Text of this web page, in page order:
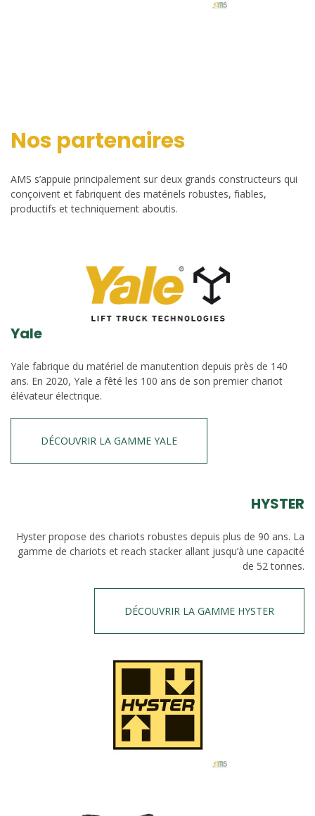
Nos partenaires
AMS s’appuie principalement sur deux grands constructeurs qui
conçoivent et fabriquent des matériels robustes, fiables,
productifs et techniquement aboutis.
Yale
Yale fabrique du matériel de manutention depuis près de 140
ans. En 2020, Yale a fêté les 100 ans de son premier chariot
élévateur électrique.
DÉCOUVRIR LA GAMME YALE
HYSTER
Hyster propose des chariots robustes depuis plus de 90 ans. La
gamme de chariots et reach stacker allant jusqu’à une capacité
de 52 tonnes.
DÉCOUVRIR LA GAMME HYSTER